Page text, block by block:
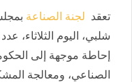
تعقد لجنة الصناعة
شلبي، اليوم الثلاثاء،
إحاطة موجهة إلى
الصناعي، ومعالجة